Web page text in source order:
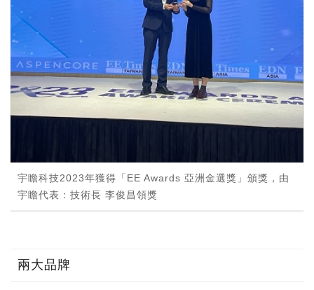
宇瞻科技2023年獲得「EE Awards 亞洲金選獎」頒獎，由
宇瞻代表：技術長 李俊昌領獎
兩大品牌